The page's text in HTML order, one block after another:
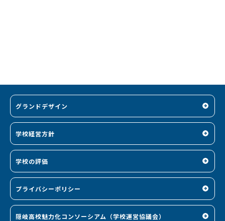
グランドデザイン
学校経営方針
学校の評価
プライバシーポリシー
隠岐高校魅力化コンソーシアム（学校運営協議会）